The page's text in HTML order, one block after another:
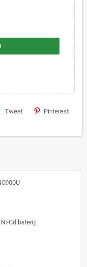
Tweet Pinterest
Cd baterij: